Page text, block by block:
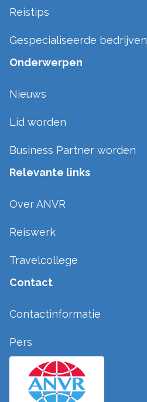
Reistips
Gespecialiseerde bedrijven
Onderwerpen
Nieuws
Lid worden
Business Partner worden
Relevante links
Over ANVR
Reiswerk
Travelcollege
Contact
Contactinformatie
Pers